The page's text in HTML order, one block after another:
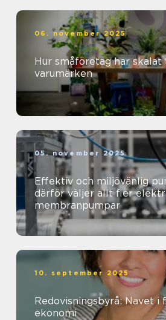
06. november 2025
Hur småföretag har
varumärken
05. november 2025
Effektiv och miljövänlig
därför väljer allt fler
membranpumpar
10. september 2025
Redovisningsbyrå: Navet i
ekonomi